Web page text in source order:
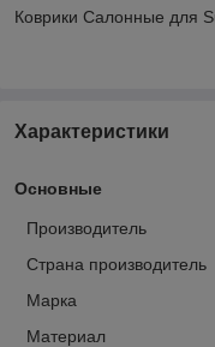
Коврики Салонные для
Характеристики
Основные
Производитель
Страна производитель
Марка
Материал